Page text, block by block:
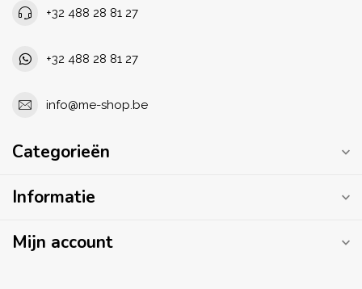
+32 488 28 81 27
+32 488 28 81 27
info@me-shop.be
Categorieën
Informatie
Mijn account